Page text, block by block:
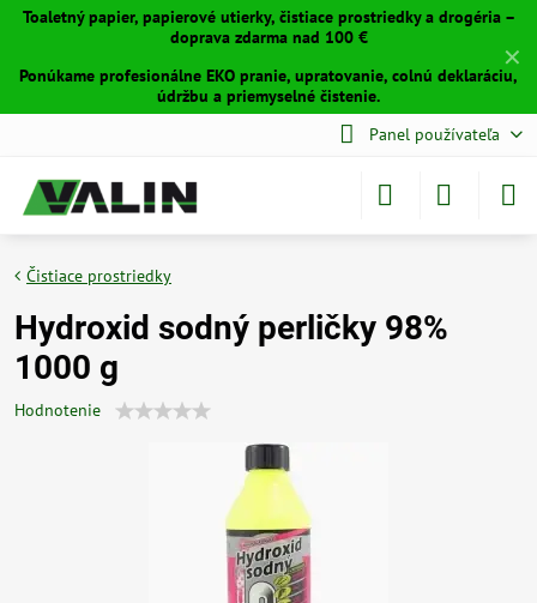
✕
Toaletný papier, papierové utierky, čistiace prostriedky a drogéria –
doprava zdarma nad 100 €
Ponúkame profesionálne EKO pranie, upratovanie, colnú deklaráciu,
údržbu a priemyselné čistenie.
Panel používateľa
Čistiace prostriedky
Hydroxid sodný perličky 98%
1000 g
Hodnotenie